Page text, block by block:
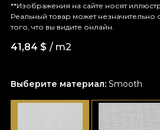
Выберите материал: Smooth
**Изображения на сайте носят
Реальный товар может незначительно
того, что вы видите онлайн.
41,84 $ / m2